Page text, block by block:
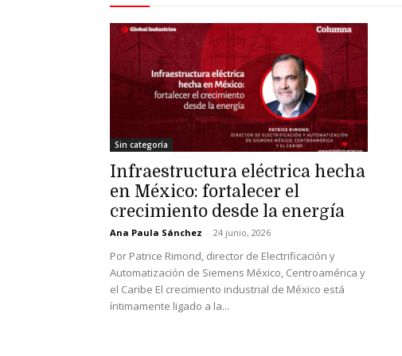
Sin categoría
Infraestructura eléctrica hecha
en México: fortalecer el
crecimiento desde la energía
Ana Paula Sánchez - 24 junio, 2026
Por Patrice Rimond, director de Electrificación y
Automatización de Siemens México, Centroamérica y
el Caribe El crecimiento industrial de México está
íntimamente ligado a la...